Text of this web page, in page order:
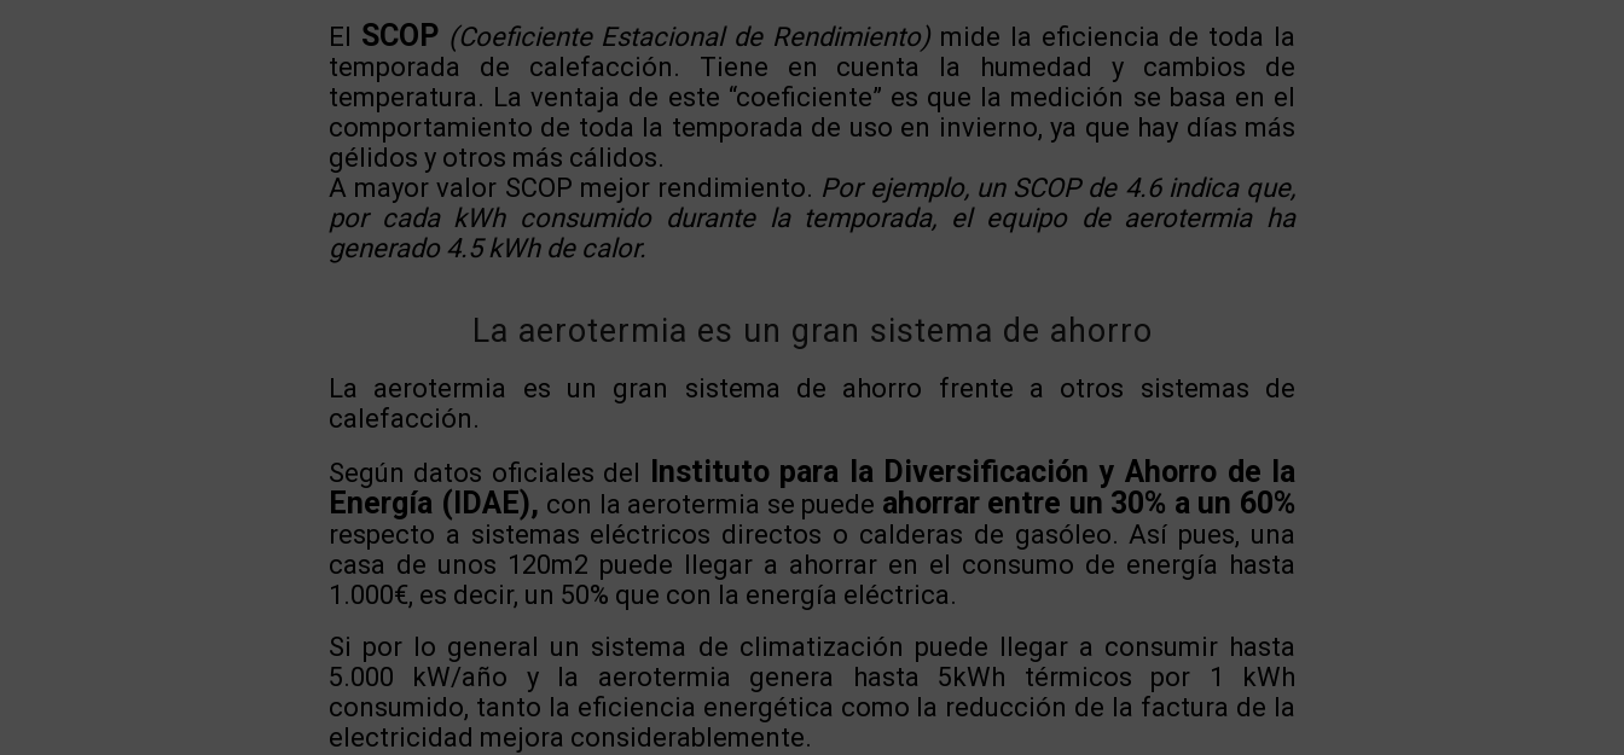
El SCOP (Coeficiente Estacional de Rendimiento) mide la eficiencia de toda la
temporada de calefacción. Tiene en cuenta la humedad y cambios de
temperatura. La ventaja de este “coeficiente” es que la medición se basa en el
comportamiento de toda la temporada de uso en invierno, ya que hay días más
gélidos y otros más cálidos.
A mayor valor SCOP mejor rendimiento. Por ejemplo, un SCOP de 4.6 indica que,
por cada kWh consumido durante la temporada, el equipo de aerotermia ha
generado 4.5 kWh de calor.
La aerotermia es un gran sistema de ahorro
La aerotermia es un gran sistema de ahorro frente a otros sistemas de
calefacción.
Según datos oficiales del Instituto para la Diversificación y Ahorro de la
Energía (IDAE), con la aerotermia se puede ahorrar entre un 30% a un 60%
respecto a sistemas eléctricos directos o calderas de gasóleo. Así pues, una
casa de unos 120m2 puede llegar a ahorrar en el consumo de energía hasta
1.000€, es decir, un 50% que con la energía eléctrica.
Si por lo general un sistema de climatización puede llegar a consumir hasta
5.000 kW/año y la aerotermia genera hasta 5kWh térmicos por 1 kWh
consumido, tanto la eficiencia energética como la reducción de la factura de la
electricidad mejora considerablemente.